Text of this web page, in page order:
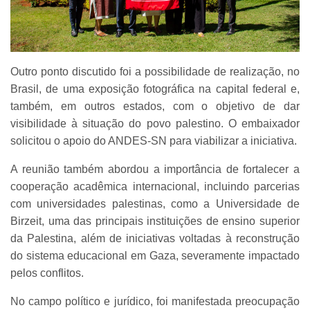
Outro ponto discutido foi a possibilidade de realização, no
Brasil, de uma exposição fotográfica na capital federal e,
também, em outros estados, com o objetivo de dar
visibilidade à situação do povo palestino. O embaixador
solicitou o apoio do ANDES-SN para viabilizar a iniciativa.
A reunião também abordou a importância de fortalecer a
cooperação acadêmica internacional, incluindo parcerias
com universidades palestinas, como a Universidade de
Birzeit, uma das principais instituições de ensino superior
da Palestina, além de iniciativas voltadas à reconstrução
do sistema educacional em Gaza, severamente impactado
pelos conflitos.
No campo político e jurídico, foi manifestada preocupação